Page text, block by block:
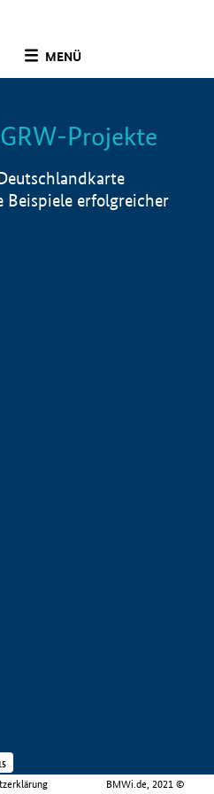
MENÜ
Info
Projekte
erfolgreicher
BMWi.de, 2021 ©